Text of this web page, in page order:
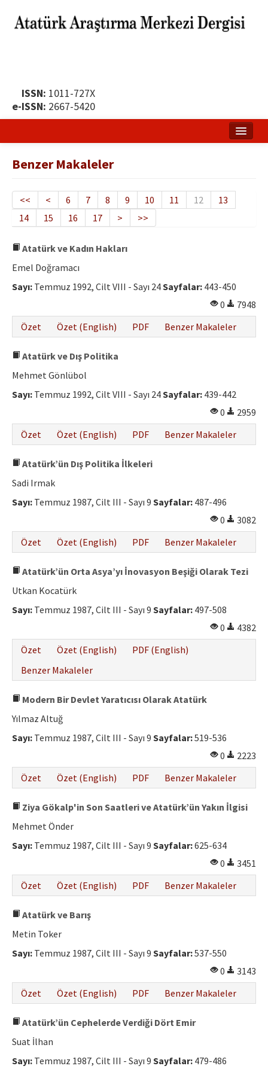
ISSN: 1011-727X
e-ISSN: 2667-5420
Yayın Politikası
Dergi Kurulları
Yayın İlkeleri
Etik İlkeler
Yazar Rehberi
Hakem Rehberi
Benzer Makaleler
<< < 6 7 8 9 10 11 12
13
14
15 16 17 > >>
Atatürk ve Kadın Hakları
Emel Doğramacı
Sayı: Temmuz 1992, Cilt VIII - Sayı 24Sayfalar: 443-450
0
7948
Özet
Özet (English) PDF Benzer Makaleler
Atatürk ve Dış Politika
Mehmet Gönlübol
Sayı: Temmuz 1992, Cilt VIII - Sayı 24Sayfalar: 439-442
0
2959
Özet
Özet (English) PDF Benzer Makaleler
Atatürk’ün Dış Politika İlkeleri
Sadi Irmak
Sayı: Temmuz 1987, Cilt III - Sayı 9 Sayfalar: 487-496
0
3082
Özet
Özet (English) PDF Benzer Makaleler
Atatürk’ün Orta Asya’yı İnovasyon Beşiği Olarak Tezi
Utkan Kocatürk
Sayı: Temmuz 1987, Cilt III - Sayı 9 Sayfalar: 497-508
0
4382
Özet
Özet (English)
PDF (English)
Benzer Makaleler
Modern Bir Devlet Yaratıcısı Olarak Atatürk
Yılmaz Altuğ
Sayı: Temmuz 1987, Cilt III - Sayı 9 Sayfalar:519-536
0
2223
Özet
Özet (English) PDF Benzer Makaleler
Ziya Gökalp'in Son Saatleri ve Atatürk’ün Yakın İlgisi
Mehmet Önder
Sayı: Temmuz 1987, Cilt III - Sayı 9 Sayfalar:625-634
0
3451
Özet
Özet (English) PDF Benzer Makaleler
Atatürk ve Barış
Metin Toker
Sayı: Temmuz 1987, Cilt III - Sayı 9 Sayfalar:537-550
0
3143
Özet
Özet (English) PDF Benzer Makaleler
Atatürk’ün Cephelerde Verdiği Dört Emir
Suat İlhan
Sayı: Temmuz 1987, Cilt III - Sayı 9 Sayfalar: 479-486